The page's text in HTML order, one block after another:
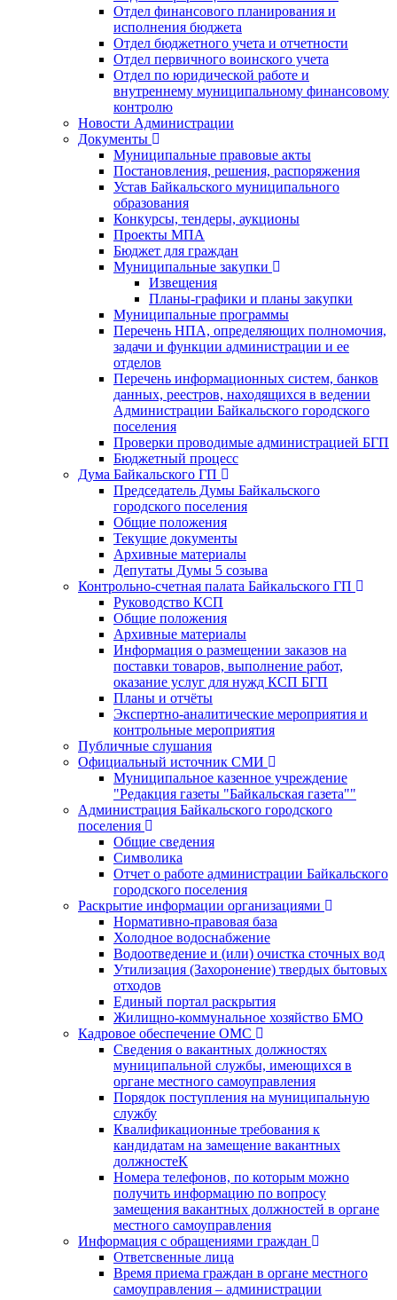
Отдел финансового планирования и
исполнения бюджета
Отдел бюджетного учета и отчетности
Отдел первичного воинского учета
Отдел по юридической работе и
внутреннему муниципальному финансовому
контролю
Новости Администрации
Документы
Муниципальные правовые акты
Постановления, решения, распоряжения
Устав Байкальского муниципального
образования
Конкурсы, тендеры, аукционы
Проекты МПА
Бюджет для граждан
Муниципальные закупки
Извещения
Планы-графики и планы закупки
Муниципальные программы
Перечень НПА, определяющих полномочия,
задачи и функции администрации и ее
отделов
Перечень информационных систем, банков
данных, реестров, находящихся в ведении
Администрации Байкальского городского
поселения
Проверки проводимые администрацией БГП
Бюджетный процесс
Дума Байкальского ГП
Председатель Думы Байкальского
городского поселения
Общие положения
Текущие документы
Архивные материалы
Депутаты Думы 5 созыва
Контрольно-счетная палата Байкальского ГП
Руководство КСП
Общие положения
Архивные материалы
Информация о размещении заказов на
поставки товаров, выполнение работ,
оказание услуг для нужд КСП БГП
Планы и отчёты
Экспертно-аналитические мероприятия и
контрольные мероприятия
Публичные слушания
Официальный источник СМИ
Муниципальное казенное учреждение
"Редакция газеты "Байкальская газета""
Администрация Байкальского городского
поселения
Общие сведения
Символика
Отчет о работе администрации Байкальского
городского поселения
Раскрытие информации организациями
Нормативно-правовая база
Холодное водоснабжение
Водоотведение и (или) очистка сточных вод
Утилизация (Захоронение) твердых бытовых
отходов
Единый портал раскрытия
Жилищно-коммунальное хозяйство БМО
Кадровое обеспечение ОМС
Сведения о вакантных должностях
муниципальной службы, имеющихся в
органе местного самоуправления
Порядок поступления на муниципальную
службу
Квалификационные требования к
кандидатам на замещение вакантных
должностеК
Номера телефонов, по которым можно
получить информацию по вопросу
замещения вакантных должностей в органе
местного самоуправления
Информация с обращениями граждан
Ответсвенные лица
Время приема граждан в органе местного
самоуправления – администрации